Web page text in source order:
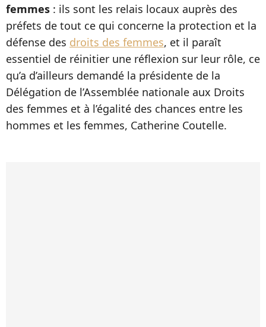
femmes : ils sont les relais locaux auprès des
préfets de tout ce qui concerne la protection et la
défense des droits des femmes, et il paraît
essentiel de réinitier une réflexion sur leur rôle, ce
qu’a d’ailleurs demandé la présidente de la
Délégation de l’Assemblée nationale aux Droits
des femmes et à l’égalité des chances entre les
hommes et les femmes, Catherine Coutelle.